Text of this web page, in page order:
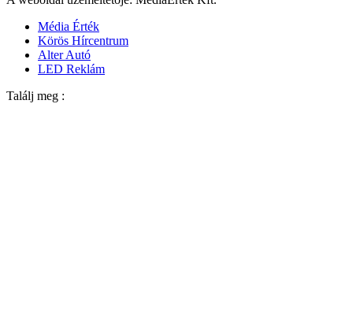
Média Érték
Körös Hírcentrum
Alter Autó
LED Reklám
Találj meg :